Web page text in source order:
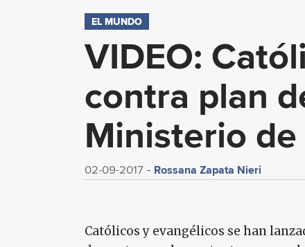
m
EL MUNDO
VIDEO:
contra plan
Ministerio
02-09-2017 Rossana Zapata Nieri
Católicos y evangélicos se han